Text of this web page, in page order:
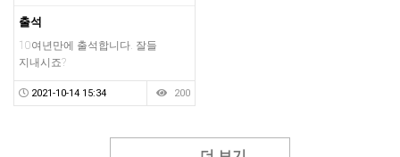
출석
10여년만에 출석합니다. 잘들
지내시죠?
2021-10-14 15:34 200